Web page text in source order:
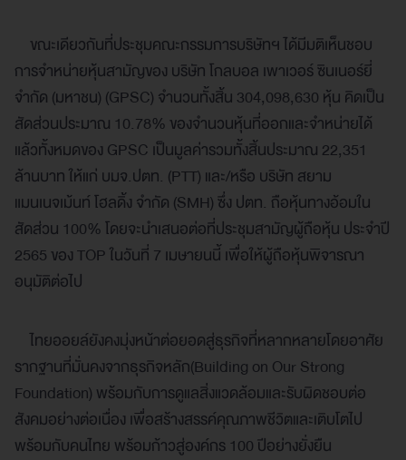
ขณะเดียวกันที่ประชุมคณะกรรมการบริษัทฯ ได้มีมติเห็นชอบ
การจำหน่ายหุ้นสามัญของ บริษัท โกลบอล เพาเวอร์ ซินเนอร์ยี่
จำกัด (มหาชน) (GPSC) จำนวนทั้งสิ้น 304,098,630 หุ้น คิดเป็น
สัดส่วนประมาณ 10.78% ของจำนวนหุ้นที่ออกและจำหน่ายได้
แล้วทั้งหมดของ GPSC เป็นมูลค่ารวมทั้งสิ้นประมาณ 22,351
ล้านบาท ให้แก่ บมจ.ปตท. (PTT) และ/หรือ บริษัท สยาม
แมนเนจเม้นท์ โฮลดิ้ง จำกัด (SMH) ซึ่ง ปตท. ถือหุ้นทางอ้อมใน
สัดส่วน 100% โดยจะนำเสนอต่อที่ประชุมสามัญผู้ถือหุ้น ประจำปี
2565 ของ TOP ในวันที่ 7 เมษายนนี้ เพื่อให้ผู้ถือหุ้นพิจารณา
อนุมัติต่อไป
ไทยออยล์ยังคงมุ่งหน้าต่อยอดสู่ธุรกิจที่หลากหลายโดยอาศัย
รากฐานที่มั่นคงจากธุรกิจหลัก(Building on Our Strong
Foundation) พร้อมกับการดูแลสิ่งแวดล้อมและรับผิดชอบต่อ
สังคมอย่างต่อเนื่อง เพื่อสร้างสรรค์คุณภาพชีวิตและเติบโตไป
พร้อมกับคนไทย พร้อมก้าวสู่องค์กร 100 ปีอย่างยั่งยืน